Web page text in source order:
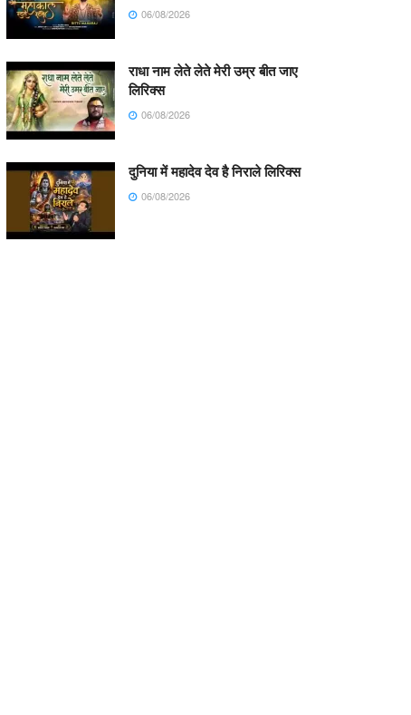
06/08/2026
राधा नाम लेते लेते मेरी उम्र बीत जाए
लिरिक्स
06/08/2026
दुनिया में महादेव देव है निराले लिरिक्स
06/08/2026